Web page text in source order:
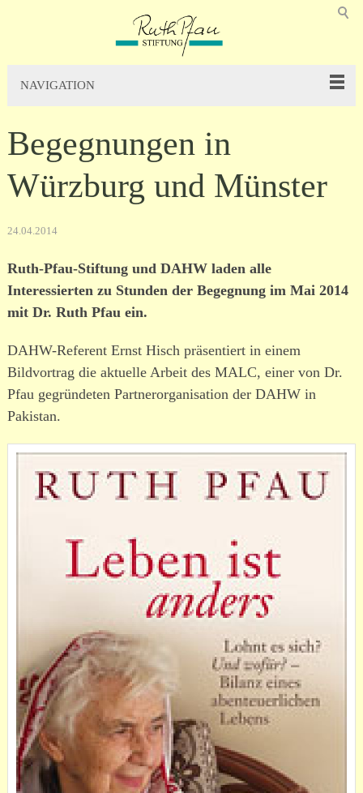
NAVIGATION
Begegnungen in
Würzburg und Münster
24.04.2014
Ruth-Pfau-Stiftung und DAHW laden alle
Interessierten zu Stunden der Begegnung im Mai 2014
mit Dr. Ruth Pfau ein.
DAHW-Referent Ernst Hisch präsen­tiert in einem
Bildvortrag die aktuelle Arbeit des MALC, einer von Dr.
Pfau gegrün­deten Partnerorganisation der DAHW in
Pakistan.